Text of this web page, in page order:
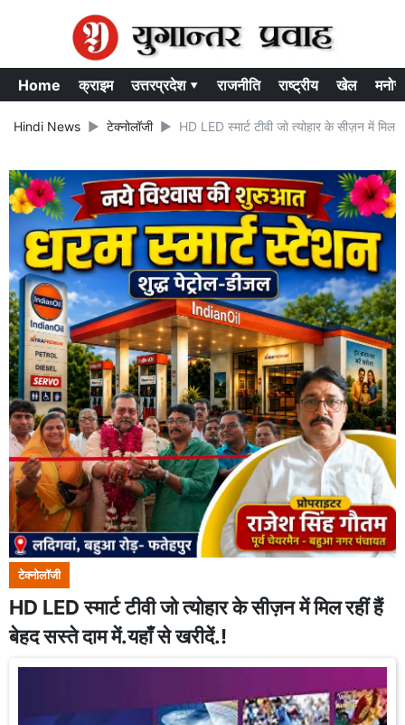
Home क्राइम उत्तरप्रदेश ▾ राजनीति राष्ट्रीय खेल
Hindi News टेक्नोलॉजी HD LED स्मार्ट टीवी जो त्योहार के सीज़न में
टेक्नोलॉजी
HD LED स्मार्ट टीवी जो त्योहार के सीज़न में मिल रहीं हैं
बेहद सस्ते दाम में.यहाँ से खरीदें.!